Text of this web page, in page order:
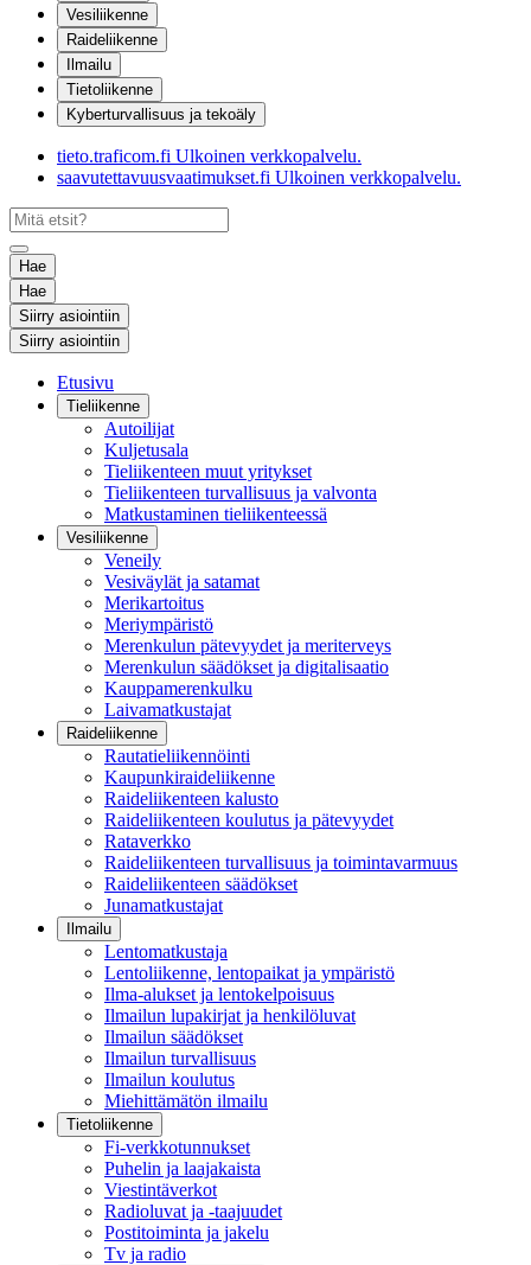
Vesiliikenne
Raideliikenne
Ilmailu
Tietoliikenne
Kyberturvallisuus ja tekoäly
tieto.traficom.fi Ulkoinen verkkopalvelu.
saavutettavuusvaatimukset.fi Ulkoinen verkkopalvelu.
Hae
Hae
Siirry asiointiin
Siirry asiointiin
Etusivu
Tieliikenne
Autoilijat
Kuljetusala
Tieliikenteen muut yritykset
Tieliikenteen turvallisuus ja valvonta
Matkustaminen tieliikenteessä
Vesiliikenne
Veneily
Vesiväylät ja satamat
Merikartoitus
Meriympäristö
Merenkulun pätevyydet ja meriterveys
Merenkulun säädökset ja digitalisaatio
Kauppamerenkulku
Laivamatkustajat
Raideliikenne
Rautatieliikennöinti
Kaupunkiraideliikenne
Raideliikenteen kalusto
Raideliikenteen koulutus ja pätevyydet
Rataverkko
Raideliikenteen turvallisuus ja toimintavarmuus
Raideliikenteen säädökset
Junamatkustajat
Ilmailu
Lentomatkustaja
Lentoliikenne, lentopaikat ja ympäristö
Ilma-alukset ja lentokelpoisuus
Ilmailun lupakirjat ja henkilöluvat
Ilmailun säädökset
Ilmailun turvallisuus
Ilmailun koulutus
Miehittämätön ilmailu
Tietoliikenne
Fi-verkkotunnukset
Puhelin ja laajakaista
Viestintäverkot
Radioluvat ja -taajuudet
Postitoiminta ja jakelu
Tv ja radio